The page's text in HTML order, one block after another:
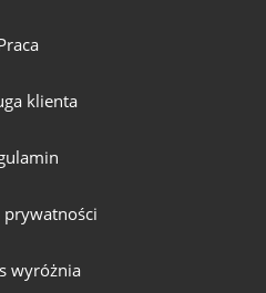
klienta
prywatności
wyróżnia